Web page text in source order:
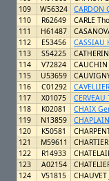
109
W56324 CARDON
110
R62649 CARLE
111
H61487
112
E53456 CASSIAU
113
S54225
114
V72824
115
U53659
116
C01292
117
X01075
118
K02081 CHAIX
119
N13859
120
K50581
121
M59611
122
R14933
123
A02154
124
V51815